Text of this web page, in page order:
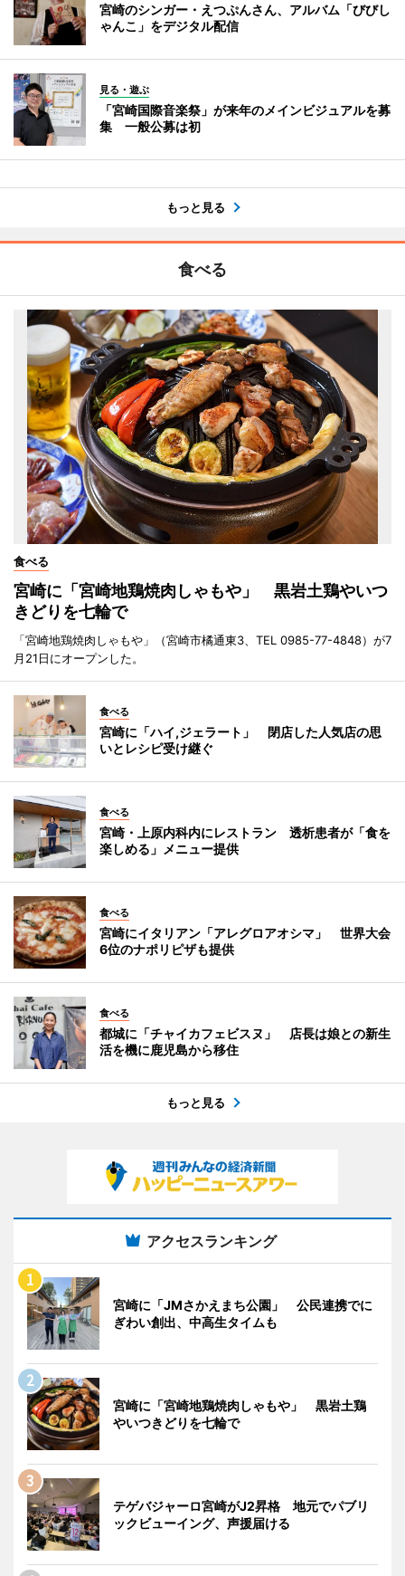
宮崎のシンガー・えつぷんさん、アルバム「びびし
ゃんこ」をデジタル配信
見る・遊ぶ
「宮崎国際音楽祭」が来年のメインビジュアルを募
集 一般公募は初
もっと見る
食べる
食べる
宮崎に「宮崎地鶏焼肉しゃもや」 黒岩土鶏やいつ
きどりを七輪で
「宮崎地鶏焼肉しゃもや」（宮崎市橘通東3、TEL 0985-77-4848）が7
月21日にオープンした。
食べる
宮崎に「ハイ,ジェラート」 閉店した人気店の思
いとレシピ受け継ぐ
食べる
宮崎・上原内科内にレストラン 透析患者が「食を
楽しめる」メニュー提供
食べる
宮崎にイタリアン「アレグロアオシマ」 世界大会
6位のナポリピザも提供
食べる
都城に「チャイカフェビスヌ」 店長は娘との新生
活を機に鹿児島から移住
もっと見る
アクセスランキング
宮崎に「JMさかえまち公園」 公民連携でに
ぎわい創出、中高生タイムも
宮崎に「宮崎地鶏焼肉しゃもや」 黒岩土鶏
やいつきどりを七輪で
テゲバジャーロ宮崎がJ2昇格 地元でパブリ
ックビューイング、声援届ける